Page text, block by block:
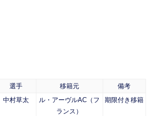
選手 移籍元
備考
中村草太
ル・アーヴルAC（フ
ランス）
期限付き移籍